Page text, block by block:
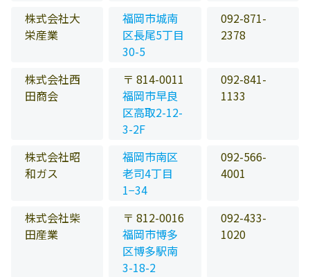
株式会社大
栄産業
福岡市城南
区長尾5丁目
30-5
092-871-
2378
株式会社西
田商会
〒 814-0011
福岡市早良
区高取2-12-
3-2F
092-841-
1133
株式会社昭
和ガス
福岡市南区
老司4丁目
1−34
092-566-
4001
株式会社柴
田産業
〒 812-0016
福岡市博多
区博多駅南
3-18-2
092-433-
1020